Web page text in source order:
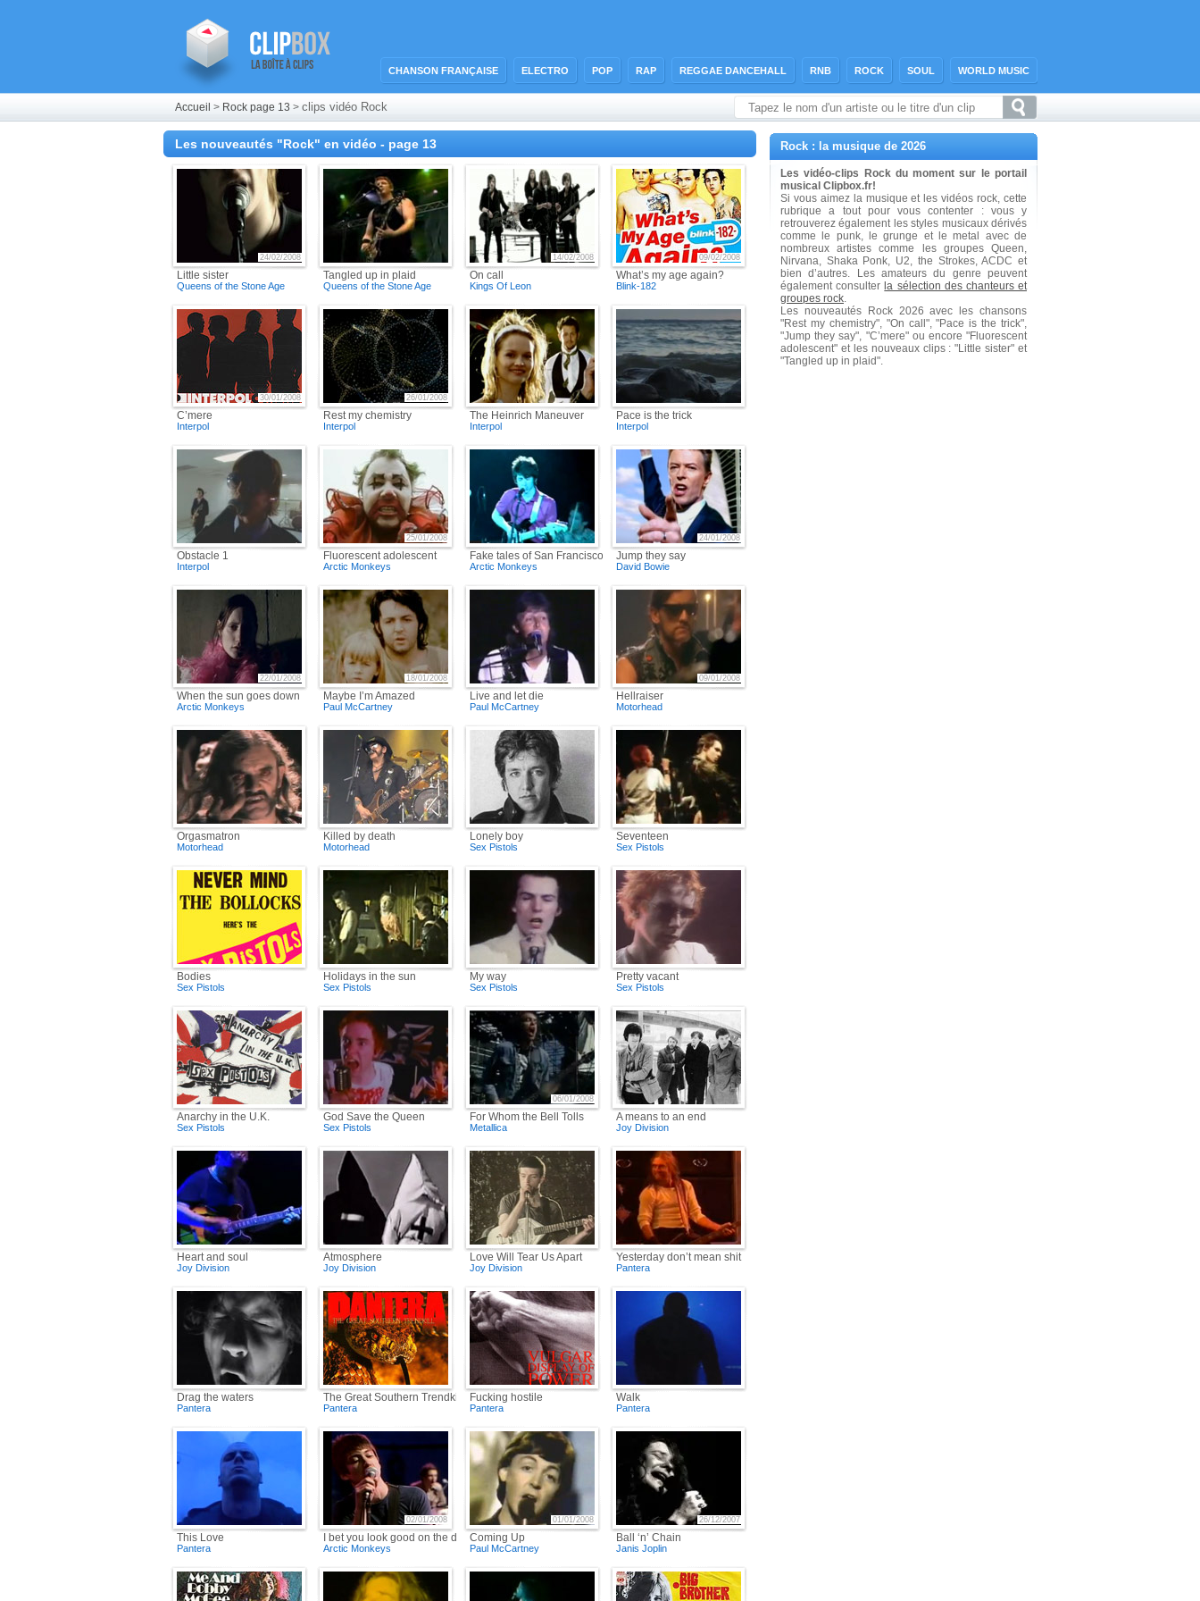
CHANSON FRANÇAISE ELECTRO POP RAP REGGAE DANCEHALL RNB ROCK SOUL WORLD MUSIC
Accueil > Rock page 13 > clips vidéo Rock
Les nouveautés "Rock" en vidéo - page 13
Little sister
24/02/2008
Queens of the Stone Age
Tangled up in plaid
Queens of the Stone Age
On call
14/02/2008
Kings Of Leon
What’s my age again?
09/02/2008
Blink-182
C’mere
30/01/2008
Interpol
Rest my chemistry
26/01/2008
Interpol
The Heinrich Maneuver
Interpol
Pace is the trick
Interpol
Obstacle 1
Interpol
Fluorescent adolescent
25/01/2008
Arctic Monkeys
Fake tales of San Francisco
Arctic Monkeys
Jump they say
24/01/2008
David Bowie
When the sun goes down
22/01/2008
Arctic Monkeys
Maybe I’m Amazed
18/01/2008
Paul McCartney
Live and let die
Paul McCartney
Hellraiser
09/01/2008
Motorhead
Orgasmatron
Motorhead
Killed by death
Motorhead
Lonely boy
Sex Pistols
Seventeen
Sex Pistols
Bodies
Sex Pistols
Holidays in the sun
Sex Pistols
My way
Sex Pistols
Pretty vacant
Sex Pistols
Anarchy in the U.K.
Sex Pistols
God Save the Queen
Sex Pistols
For Whom the Bell Tolls
06/01/2008
Metallica
A means to an end
Joy Division
Heart and soul
Joy Division
Atmosphere
Joy Division
Love Will Tear Us Apart
Joy Division
Yesterday don’t mean shit
Pantera
Drag the waters
Pantera
The Great Southern Trendkill
Pantera
Fucking hostile
Pantera
Walk
Pantera
This Love
Pantera
I bet you look good on the dancefloor
02/01/2008
Arctic Monkeys
Coming Up
01/01/2008
Paul McCartney
Ball ‘n’ Chain
26/12/2007
Janis Joplin
Rock : la musique de 2026
Les vidéo-clips Rock du moment sur le portail
musical Clipbox.fr!
Si vous aimez la musique et les vidéos rock, cette
rubrique a tout pour vous contenter : vous y
retrouverez également les styles musicaux dérivés
comme le punk, le grunge et le metal avec de
nombreux artistes comme les groupes Queen,
Nirvana, Shaka Ponk, U2, the Strokes, ACDC et
bien d’autres. Les amateurs du genre peuvent
également consulter la sélection des chanteurs et
groupes rock.
Les nouveautés Rock 2026 avec les chansons
"Rest my chemistry", "On call", "Pace is the trick",
"Jump they say", "C’mere" ou encore "Fluorescent
adolescent" et les nouveaux clips : "Little sister" et
"Tangled up in plaid".